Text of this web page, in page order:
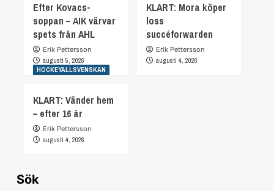
Efter Kovacs-
soppan – AIK värvar
spets från AHL
Erik Pettersson
augusti 5, 2026
KLART: Mora köper
loss
succéforwarden
Erik Pettersson
augusti 4, 2026
HOCKEYALLSVENSKAN
KLART: Vänder hem
– efter 16 år
Erik Pettersson
augusti 4, 2026
Sök